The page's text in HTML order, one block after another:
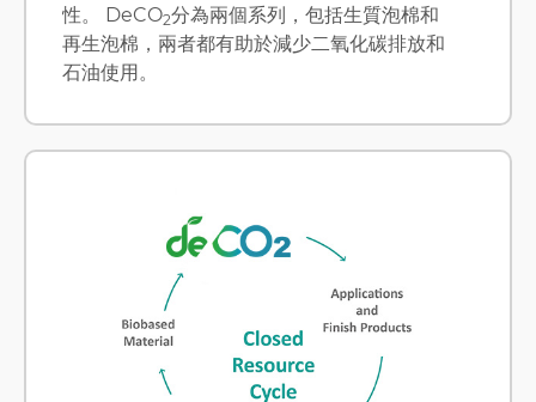
性。 DeCO2分為兩個系列，包括生質泡棉和
再生泡棉，兩者都有助於減少二氧化碳排放和
石油使用。